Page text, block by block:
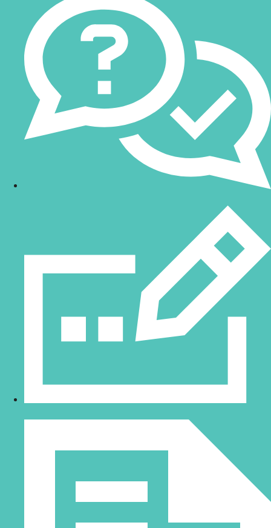
Aplicaciones y beneficios de los
eliminadores de estática
Los eliminadores de estática de Keyence
son ampliamente
utilizados en sectores como la electrónica, la automoción, el
plástico y la impresión. Algunos de sus beneficios incluyen:
Reducción de defectos:
Evita problemas de calidad
relacionados con la acumulación de estática, como daños en
circuitos electrónicos o adhesión de partículas.
Operación eficiente:
Alta velocidad de eliminación de
estática para mantener la productividad en procesos
Soluciones para grandes áreas o puntos
específicos, con opciones de ventilador, barra o micro
Dispositivos diseñados para
minimizar el mantenimiento y el consumo energético.
Equipos robustos que soportan condiciones
Confía en Bitmakers para tus soluciones de
, como distribuidores oficiales deKeyence
asesoramos en la selección del eliminador de estática más
adecuado para tu aplicación industrial. Contáctanos para obtener
más información sobre nuestras soluciones avanzadas de